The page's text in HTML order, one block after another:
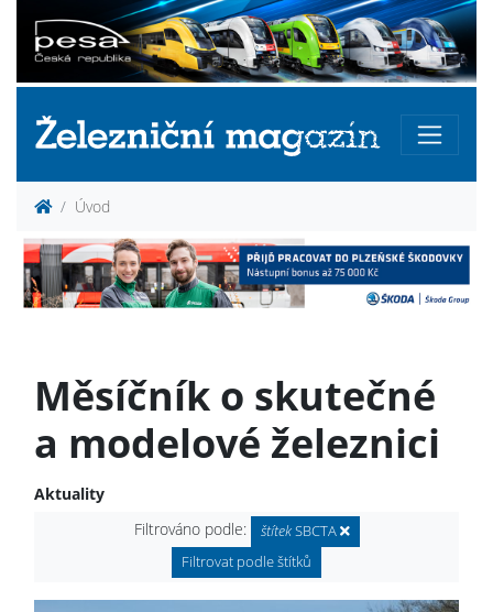
Úvod
Měsíčník o skutečné
a modelové železnici
Aktuality
Filtrováno podle:
štítekSBCTA
Filtrovat podle štítků